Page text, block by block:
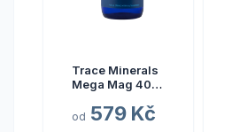
Trace Minerals
Mega Mag 400
elektrolyty, 118
od 579 Kč